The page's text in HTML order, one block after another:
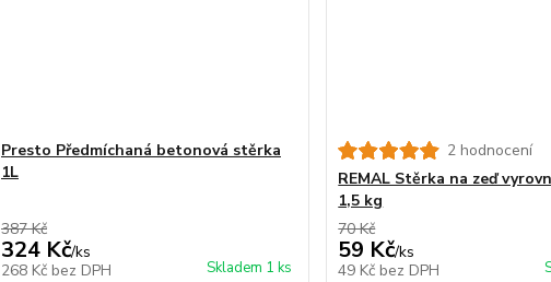
Presto Předmíchaná betonová stěrka
1L
387 Kč
324 Kč/ks
268 Kč bez DPH Skladem 1 ks
2 hodnocení
REMAL Stěrka na zeď
1,5 kg
70 Kč
59 Kč/ks
49 Kč bez DPH